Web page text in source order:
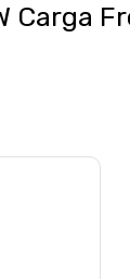
Carga